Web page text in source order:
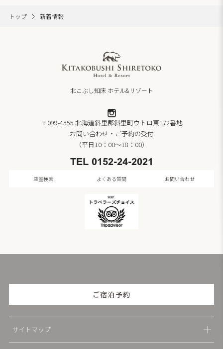
トップ 新着情報
北こぶし知床 ホテル&リゾート
〒099-4355 北海道斜里郡斜里町ウトロ東172番地
お問い合わせ・ご予約の受付
（平日10：00～18：00）
TEL 0152-24-2021
空室検索 よくある質問 お問い合わせ
ご宿泊予約
サイトマップ